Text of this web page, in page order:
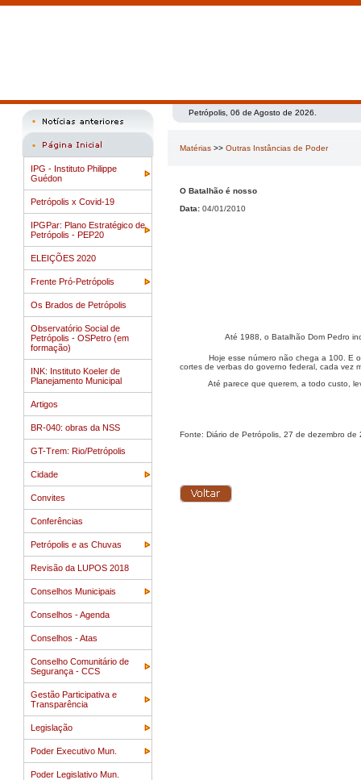
IPG - Instituto Philippe
Guédon
Petrópolis x Covid-19
IPGPar: Plano Estratégico de
Petrópolis - PEP20
ELEIÇÕES 2020
Frente Pró-Petrópolis
Os Brados de Petrópolis
Observatório Social de
Petrópolis - OSPetro (em
formação)
INK: Instituto Koeler de
Planejamento Municipal
Artigos
BR-040: obras da NSS
GT-Trem: Rio/Petrópolis
Cidade
Convites
Conferências
Petrópolis e as Chuvas
Revisão da LUPOS 2018
Conselhos Municipais
Conselhos - Agenda
Conselhos - Atas
Conselho Comunitário de
Segurança - CCS
Gestão Participativa e
Transparência
Legislação
Poder Executivo Mun.
Poder Legislativo Mun.
Petrópolis, 06 de Agosto de 2026.
Matérias >> Outras Instâncias de Poder
O Batalhão é nosso
Data: 04/01/2010
Até 1988, o Batalhão Dom Pedro
Hoje esse número não chega a 100. E
cortes de verbas do governo federal, cada vez
Até parece que querem, a todo custo,
Fonte: Diário de Petrópolis, 27 de dezembro de